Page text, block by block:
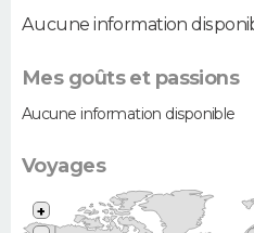
Aucune information
Mes goûts et passions
Aucune information disponible
Voyages
+